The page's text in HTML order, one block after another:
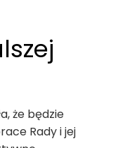
że będzie
Rady i jej